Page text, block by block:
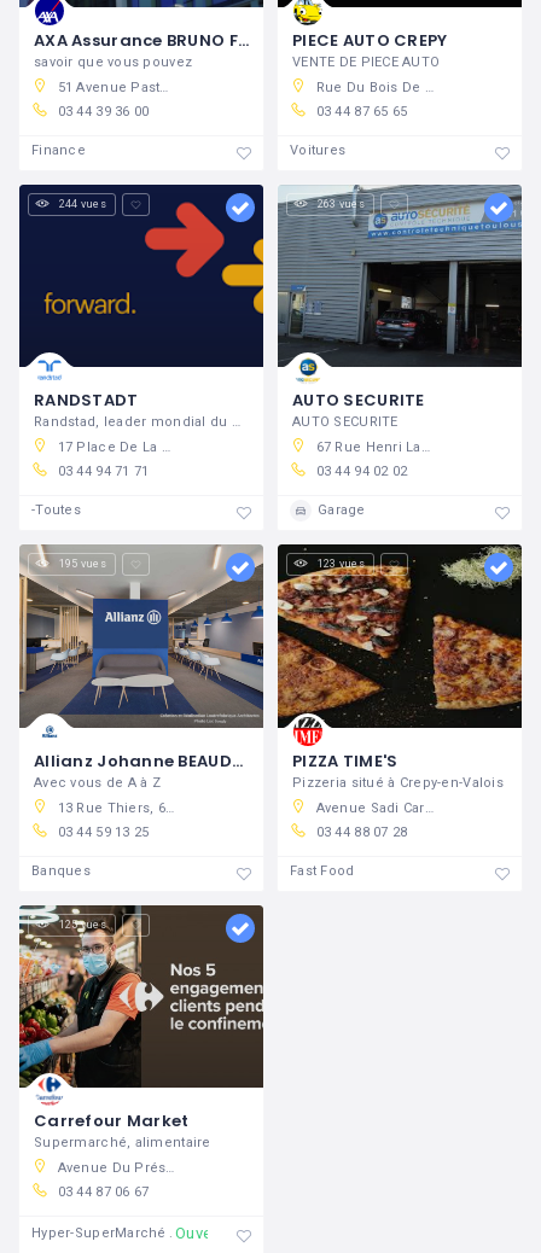
AXA Assurance BRUNO FORTIER
savoir que vous pouvez
51 Avenue Pasteur, 60800 Crépy-en-Valois, France
03 44 39 36 00
Finance
PIECE AUTO CREPY
VENTE DE PIECE AUTO
Rue Du Bois De Tillet, 60800 Crépy-en-Valois, France
03 44 87 65 65
Voitures
244 vues
RANDSTADT
Randstad, leader mondial du conseil en
17 Place De La République, 60800 Crépy-en-Valois, France
03 44 94 71 71
-Toutes
263 vues
AUTO SECURITE
AUTO SECURITE
67 Rue Henri Laroche, 60800 Crépy-en-Valois, France
03 44 94 02 02
Garage
195 vues
Allianz Johanne BEAUDRY
Avec vous de A à Z
13 Rue Thiers, 60800 Crépy-en-Valois, France
03 44 59 13 25
Banques
123 vues
PIZZA TIME'S
Pizzeria situé à Crepy-en-Valois
Avenue Sadi Carnot, 60800 Crépy-en-Valois, France
03 44 88 07 28
Fast Food
125 vues
Carrefour Market
Supermarché, alimentaire
Avenue Du Président John Kennedy, 60800 Crépy-en-Valois, France
03 44 87 06 67
Hyper-SuperMarché Ouvert